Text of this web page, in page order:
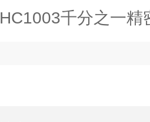
HC1003千分之一精